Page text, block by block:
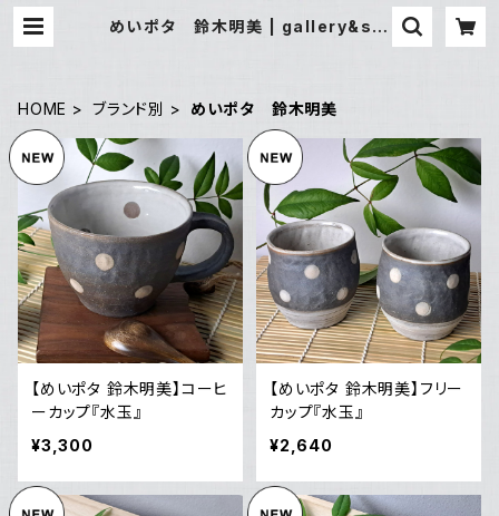
めいポタ 鈴木明美 | gallery&sel
HOME ブランド別 めいポタ 鈴木明美
【めいポタ 鈴木明美】コーヒ
ーカップ『水玉』
¥3,300
【めいポタ 鈴木明美】フリー
カップ『水玉』
¥2,640